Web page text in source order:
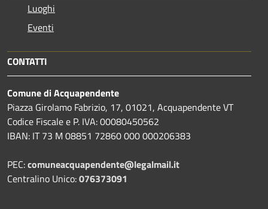
Luoghi
Eventi
CONTATTI
Comune di Acquapendente
Piazza Girolamo Fabrizio, 17, 01021, Acquapendente VT
Codice Fiscale e P. IVA: 00080450562
IBAN: IT 73 M 08851 72860 000 000206383
PEC:comuneacquapendente@legalmail.it
Centralino Unico:076373091